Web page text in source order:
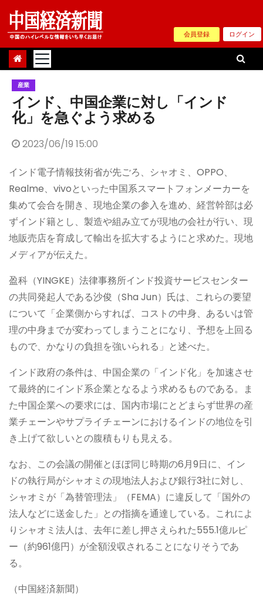
Skip
content
会員登録 ログイン
産業
インド、中国企業に対し「インド
化」を急ぐよう求める
2023/06/19 15:00
インド電子情報技術省が先ごろ、シャオミ、OPPO、
Realme、vivoといった中国系スマートフォンメーカーを
集めて会合を開き、現地企業の参入を進め、経営幹部は必
ずインド籍とし、製造や組み立てが現地の会社が行い、現
地販売店を育成して輸出を拡大するようにと求めた。現地
メディアが伝えた。
盈科（YINGKE）法律事務所インド投資サービスセンター
の共同発起人である沙俊（Sha Jun）氏は、これらの要望
について「企業側からすれば、コストの中身、あるいは管
理の中身までが変わってしまうことになり、予想を上回る
もので、かなりの負担を強いられる」と述べた。
インド政府の条件は、中国企業の「インド化」を加速させ
て最終的にインド系企業となるよう求めるものである。ま
た中国企業への要求には、国内市場にとどまらず世界の産
業チェーンやサプライチェーンにおけるインドの地位を引
き上げて欲しいとの腹積もりも見える。
なお、この会議の開催とほぼ同じ時期の6月9日に、イン
ドの執行局がシャオミの現地法人および銀行3社に対し、
シャオミが「為替管理法」（FEMA）に違反して「国外の
法人などに送金した」との指摘を通達している。これによ
りシャオミ法人は、去年に差し押さえられた555.1億ルピ
ー（約961億円）が全額没収されることになりそうであ
る。
（中国経済新聞）